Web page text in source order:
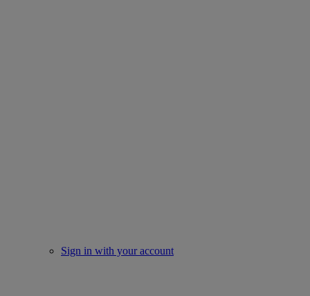
Sign in with your account